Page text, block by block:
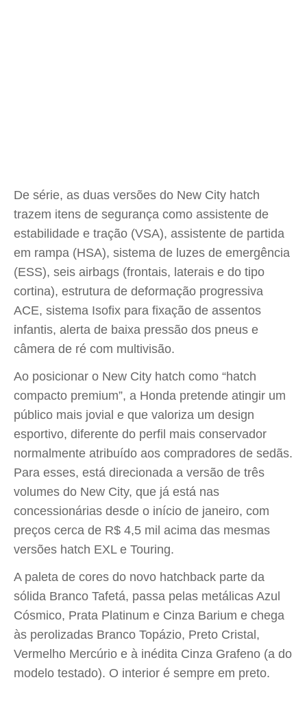
De série, as duas versões do New City hatch
trazem itens de segurança como assistente de
estabilidade e tração (VSA), assistente de partida
em rampa (HSA), sistema de luzes de emergência
(ESS), seis airbags (frontais, laterais e do tipo
cortina), estrutura de deformação progressiva
ACE, sistema Isofix para fixação de assentos
infantis, alerta de baixa pressão dos pneus e
câmera de ré com multivisão.
Ao posicionar o New City hatch como “hatch
compacto premium”, a Honda pretende atingir um
público mais jovial e que valoriza um design
esportivo, diferente do perfil mais conservador
normalmente atribuído aos compradores de sedãs.
Para esses, está direcionada a versão de três
volumes do New City, que já está nas
concessionárias desde o início de janeiro, com
preços cerca de R$ 4,5 mil acima das mesmas
versões hatch EXL e Touring.
A paleta de cores do novo hatchback parte da
sólida Branco Tafetá, passa pelas metálicas Azul
Cósmico, Prata Platinum e Cinza Barium e chega
às perolizadas Branco Topázio, Preto Cristal,
Vermelho Mercúrio e à inédita Cinza Grafeno (a do
modelo testado). O interior é sempre em preto.